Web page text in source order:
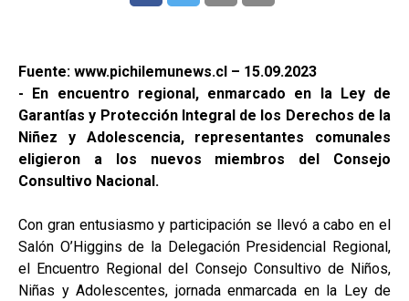
Fuente: www.pichilemunews.cl – 15.09.2023
- En encuentro regional, enmarcado en la Ley de
Garantías y Protección Integral de los Derechos de la
Niñez y Adolescencia, representantes comunales
eligieron a los nuevos miembros del Consejo
Consultivo Nacional.
Con gran entusiasmo y participación se llevó a cabo en el
Salón O’Higgins de la Delegación Presidencial Regional,
el Encuentro Regional del Consejo Consultivo de Niños,
Niñas y Adolescentes, jornada enmarcada en la Ley de